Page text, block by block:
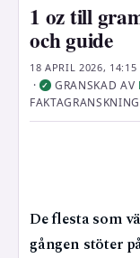
1 oz till
och guide
18 APRIL 2026, 14:15
· ✓ GRANSKAD AV
FAKTAGRANSKNING
De flesta som
gången stöter